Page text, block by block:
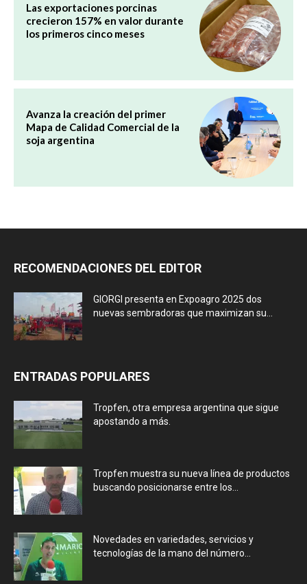
Las exportaciones porcinas
crecieron 157% en valor durante
los primeros cinco meses
Avanza la creación del primer
Mapa de Calidad Comercial de la
soja argentina
RECOMENDACIONES DEL EDITOR
GIORGI presenta en Expoagro 2025 dos
nuevas sembradoras que maximizan su...
ENTRADAS POPULARES
Tropfen, otra empresa argentina que sigue
apostando a más.
Tropfen muestra su nueva línea de productos
buscando posicionarse entre los...
Novedades en variedades, servicios y
tecnologías de la mano del número...